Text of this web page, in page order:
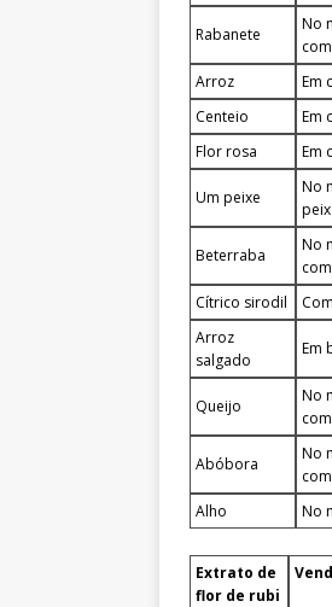
Rabanete
No
Arroz
Em
Centeio
Em
Flor rosa
Em
Um peixe
No
Beterraba
No
Cítrico sirodil
Arroz
salgado
Em
Queijo
No
Abóbora
No
Alho
No
Extrato de
flor de rubi